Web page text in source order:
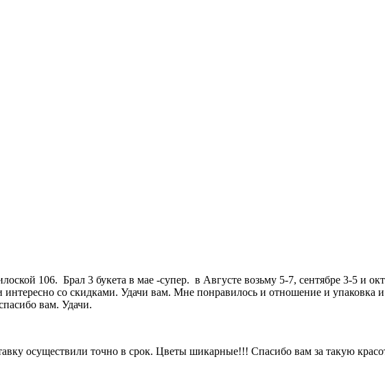
106. Брал 3 букета в мае -супер. в Августе возьму 5-7, сентябре 3-5 и
со скидками. Удачи вам. Мне понравилось и отношение и упаковка и
вам. Удачи.
осуществили точно в срок. Цветы шикарные!!! Спасибо вам за такую